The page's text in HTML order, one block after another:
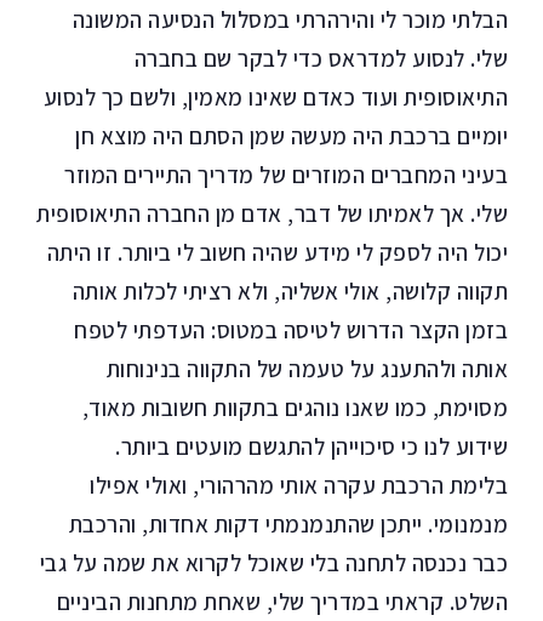
הבלתי מוכר לי והירהרתי במסלול הנסיעה המשונה
שלי. לנסוע למדראס כדי לבקר שם בחברה
התיאוסופית ועוד כאדם שאינו מאמין, ולשם כך לנסוע
יומיים ברכבת היה מעשה שמן הסתם היה מוצא חן
בעיני המחברים המוזרים של מדריך התיירים המוזר
שלי. אך לאמיתו של דבר, אדם מן החברה התיאוסופית
יכול היה לספק לי מידע שהיה חשוב לי ביותר. זו היתה
תקווה קלושה, אולי אשליה, ולא רציתי לכלות אותה
בזמן הקצר הדרוש לטיסה במטוס: העדפתי לטפח
אותה ולהתענג על טעמה של התקווה בנינוחות
מסוימת, כמו שאנו נוהגים בתקוות חשובות מאוד,
שידוע לנו כי סיכוייהן להתגשם מועטים ביותר.
בלימת הרכבת עקרה אותי מהרהורי, ואולי אפילו
מנמנומי. ייתכן שהתנמנמתי דקות אחדות, והרכבת
כבר נכנסה לתחנה בלי שאוכל לקרוא את שמה על גבי
השלט. קראתי במדריך שלי, שאחת מתחנות הביניים